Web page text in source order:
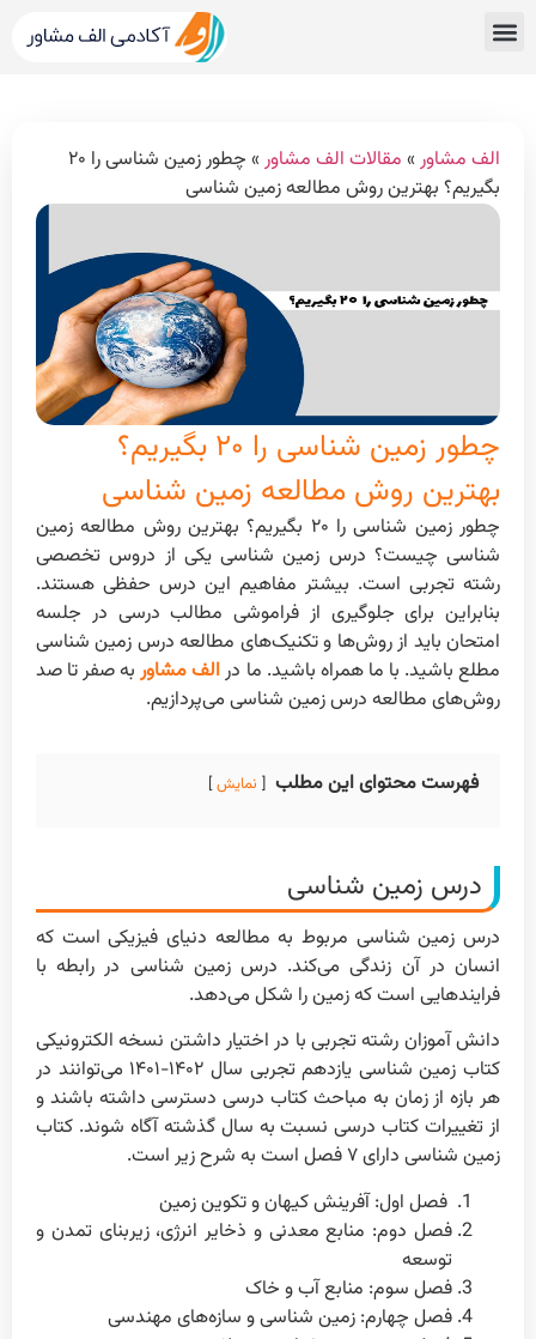
الف مشاور » مقالات الف مشاور »
چطور زمین شناسی را ۲۰
بگیریم؟ بهترین روش مطالعه زمین شناسی
چطور زمین شناسی را ۲۰ بگیریم؟
بهترین روش مطالعه زمین شناسی
چطور زمین شناسی را ۲۰ بگیریم؟ بهترین روش مطالعه زمین
شناسی چیست؟ درس زمین شناسی یکی از دروس تخصصی
رشته تجربی است. بیشتر مفاهیم این درس حفظی هستند.
بنابراین برای جلوگیری از فراموشی مطالب درسی در جلسه
امتحان باید از روش‌ها و تکنیک‌های مطالعه درس زمین شناسی
مطلع باشید. با ما همراه باشید. ما درالف مشاوربه صفر تا صد
روش‌های مطالعه درس زمین شناسی می‌پردازیم.
فهرست محتوای این مطلب نمایش
درس زمین شناسی
درس زمین شناسی مربوط به مطالعه دنیای فیزیکی است که
انسان در آن زندگی می‌کند. درس زمین شناسی در رابطه با
فرایندهایی است که زمین را شکل می‌دهد.
دانش آموزان رشته تجربی با در اختیار داشتن نسخه الکترونیکی
کتاب زمین شناسی یازدهم تجربی سال ۱۴۰۲-۱۴۰۱ می‌توانند در
هر بازه از زمان به مباحث کتاب درسی دسترسی داشته باشند و
از تغییرات کتاب درسی نسبت به سال گذشته آگاه شوند. کتاب
زمین شناسی دارای ۷ فصل است به شرح زیر است.
فصل اول: آفرینش کیهان و تکوین زمین
فصل دوم: منابع معدنی و ذخایر انرژی، زیربنای تمدن و
توسعه
فصل سوم: منابع آب و خاک
فصل چهارم: زمین شناسی و سازه‌های مهندسی